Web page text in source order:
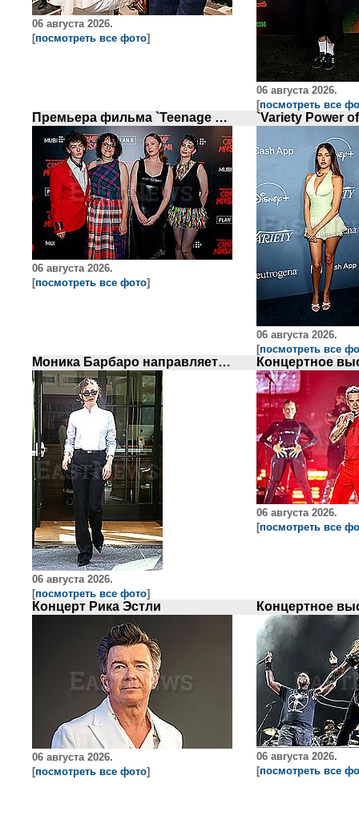
06 августа 2026.
[посмотреть все фото]
06 августа 2026.
[посмотреть все
Премьера фильма `Teenage Sex and Death at Camp Miasma в Нью-Йорке`
06 августа 2026.
[посмотреть все фото]
06 августа 2026.
[посмотреть все
Моника Барбаро направляется на съемки телешоу
06 августа 2026.
[посмотреть все фото]
06 августа 2026.
[посмотреть все
Концерт Рика Эстли
06 августа 2026.
[посмотреть все фото]
06 августа 2026.
[посмотреть все